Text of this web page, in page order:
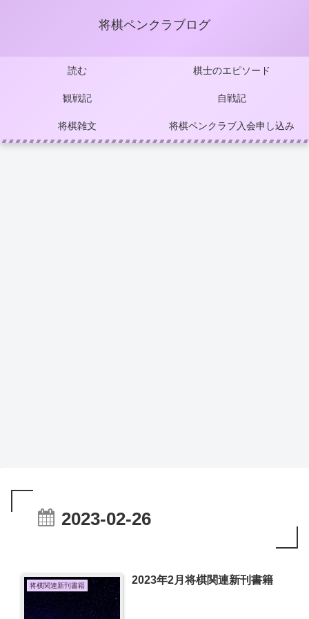
将棋ペンクラブログ
読む 棋士のエピソード
観戦記 自戦記
将棋雑文 将棋ペンクラブ入会申し込み
2023-02-26
将棋関連新刊書籍 2023年2月将棋関連新刊書籍